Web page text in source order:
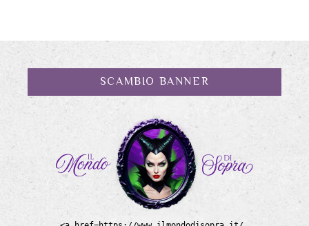
SCAMBIO BANNER